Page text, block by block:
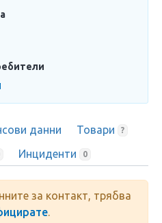
данни Товари ?
Инциденти 0
за контакт, трябва